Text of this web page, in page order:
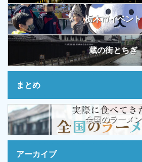
栃木市イベント
蔵の街とちぎ
まとめ
全国のラーメン
アーカイブ